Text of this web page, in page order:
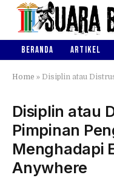
BERANDA ARTIKEL
Home » Disiplin atau Distrust? Ketika
Disiplin atau
Pimpinan
Menghadapi
Anywhere